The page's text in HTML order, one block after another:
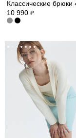
10 990 ₽